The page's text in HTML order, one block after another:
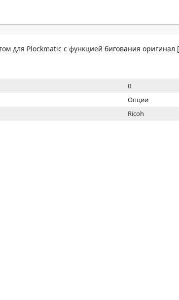
для Plockmatic с функцией бигования оригинал
0
Опции
Ricoh